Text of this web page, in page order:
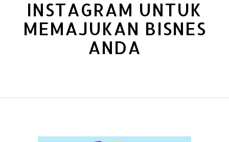
INSTAGRAM UNTUK
MEMAJUKAN BISNES
ANDA